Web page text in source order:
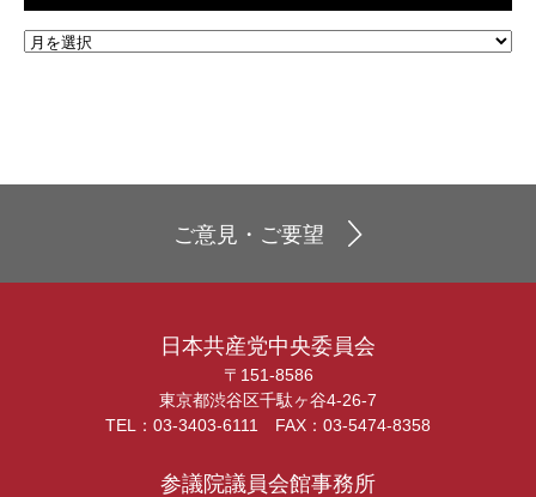
ご意見・ご要望
日本共産党中央委員会
〒151-8586
東京都渋谷区千駄ヶ谷4-26-7
TEL：03-3403-6111 FAX：03-5474-8358
参議院議員会館事務所